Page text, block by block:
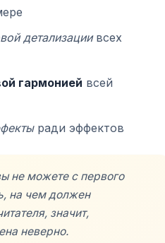
детализациивсех
гармонией всей
ради эффектов
не можете с первого
на чем должен
значит,
неверно.